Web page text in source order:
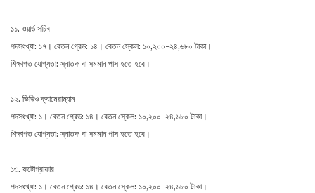
১১. ওয়ার্ড সচিব
পদসংখ্যা: ১৭। বেতন গ্রেড: ১৪। বেতন স্কেল: ১০,২০০-২৪,৬৮০ টাকা।
শিক্ষাগত যোগ্যতা: স্নাতক বা সমমান পাস হতে হবে।
১২. ভিডিও ক্যামেরাম্যান
পদসংখ্যা: ১। বেতন গ্রেড: ১৪। বেতন স্কেল: ১০,২০০-২৪,৬৮০ টাকা।
শিক্ষাগত যোগ্যতা: স্নাতক বা সমমান পাস হতে হবে।
১৩. ফটোগ্রাফার
পদসংখ্যা: ১। বেতন গ্রেড: ১৪। বেতন স্কেল: ১০,২০০-২৪,৬৮০ টাকা।